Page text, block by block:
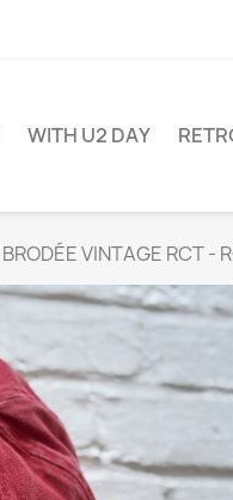
WITH U2 DAY
VINTAGE RCT -